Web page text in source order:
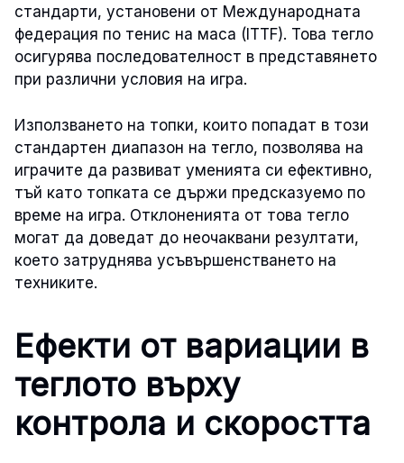
стандарти, установени от Международната
федерация по тенис на маса (ITTF). Това тегло
осигурява последователност в представянето
при различни условия на игра.
Използването на топки, които попадат в този
стандартен диапазон на тегло, позволява на
играчите да развиват уменията си ефективно,
тъй като топката се държи предсказуемо по
време на игра. Отклоненията от това тегло
могат да доведат до неочаквани резултати,
което затруднява усъвършенстването на
техниките.
Ефекти от вариации в
теглото върху
контрола и скоростта